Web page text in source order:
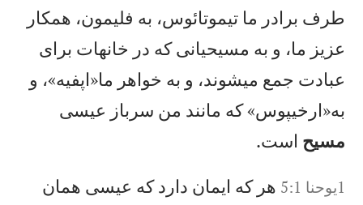
طرف برادر ما تيموتائوس، به فليمون، همكار
عزيز ما، و به مسيحيانی كه در خانهات برای
عبادت جمع میشوند، و به خواهر ما«اپفيه»، و
به«ارخيپوس» كه مانند من سرباز عيسی
مسيح است.
1يوحنا 5:1
هر كه ايمان دارد كه عيسی همان